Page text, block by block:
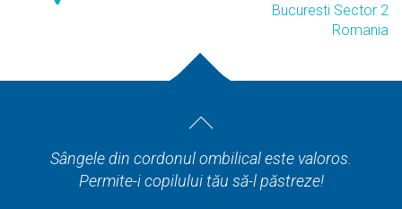
Bucuresti Sector 2
Romania
Sângele din cordonul ombilical este valoros.
Permite-i copilului tău să-l păstreze!